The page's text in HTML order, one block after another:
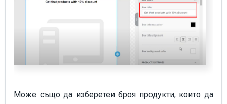
Може също да изберетеи броя продукти, които да